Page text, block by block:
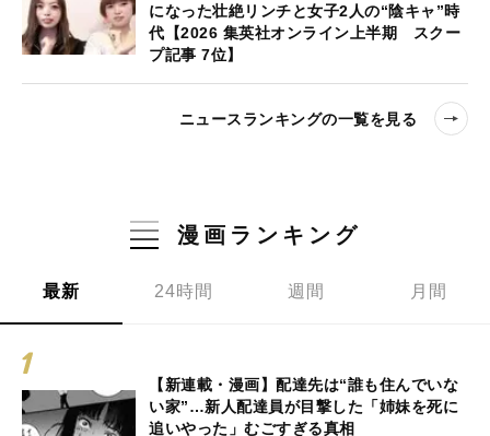
になった壮絶リンチと女子2人の“陰キャ”時
代【2026 集英社オンライン上半期 スクー
プ記事 7位】
ニュースランキングの一覧を見る
漫画ランキング
最新 24時間 週間 月間
【新連載・漫画】配達先は“誰も住んでいな
い家”…新人配達員が目撃した「姉妹を死に
追いやった」むごすぎる真相